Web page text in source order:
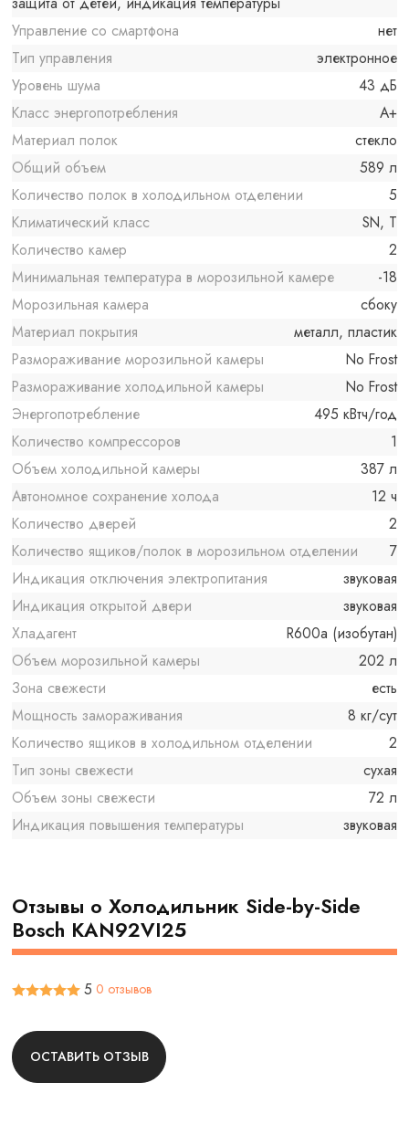
Управление со смартфона
нет
Тип управления
электронное
Уровень шума
43 дБ
Класс энергопотребления
A+
Материал полок
стекло
Общий объем
589 л
Количество полок в холодильном отделении
5
Климатический класс
SN, T
Количество камер
2
Минимальная температура в морозильной камере
-18
Морозильная камера
сбоку
Материал покрытия
металл, пластик
Размораживание морозильной камеры
No Frost
Размораживание холодильной камеры
No Frost
Энергопотребление
495 кВтч/год
Количество компрессоров
1
Объем холодильной камеры
387 л
Автономное сохранение холода
12 ч
Количество дверей
2
Количество ящиков/полок в морозильном отделении
7
Индикация отключения электропитания
звуковая
Индикация открытой двери
звуковая
Хладагент
R600a (изобутан)
Объем морозильной камеры
202 л
Зона свежести
есть
Мощность замораживания
8 кг/сут
Количество ящиков в холодильном отделении
2
Тип зоны свежести
сухая
Объем зоны свежести
72 л
Индикация повышения температуры
звуковая
Отзывы о Холодильник Side-by-Side
Bosch KAN92VI25
5 0 отзывов
ОСТАВИТЬ ОТЗЫВ